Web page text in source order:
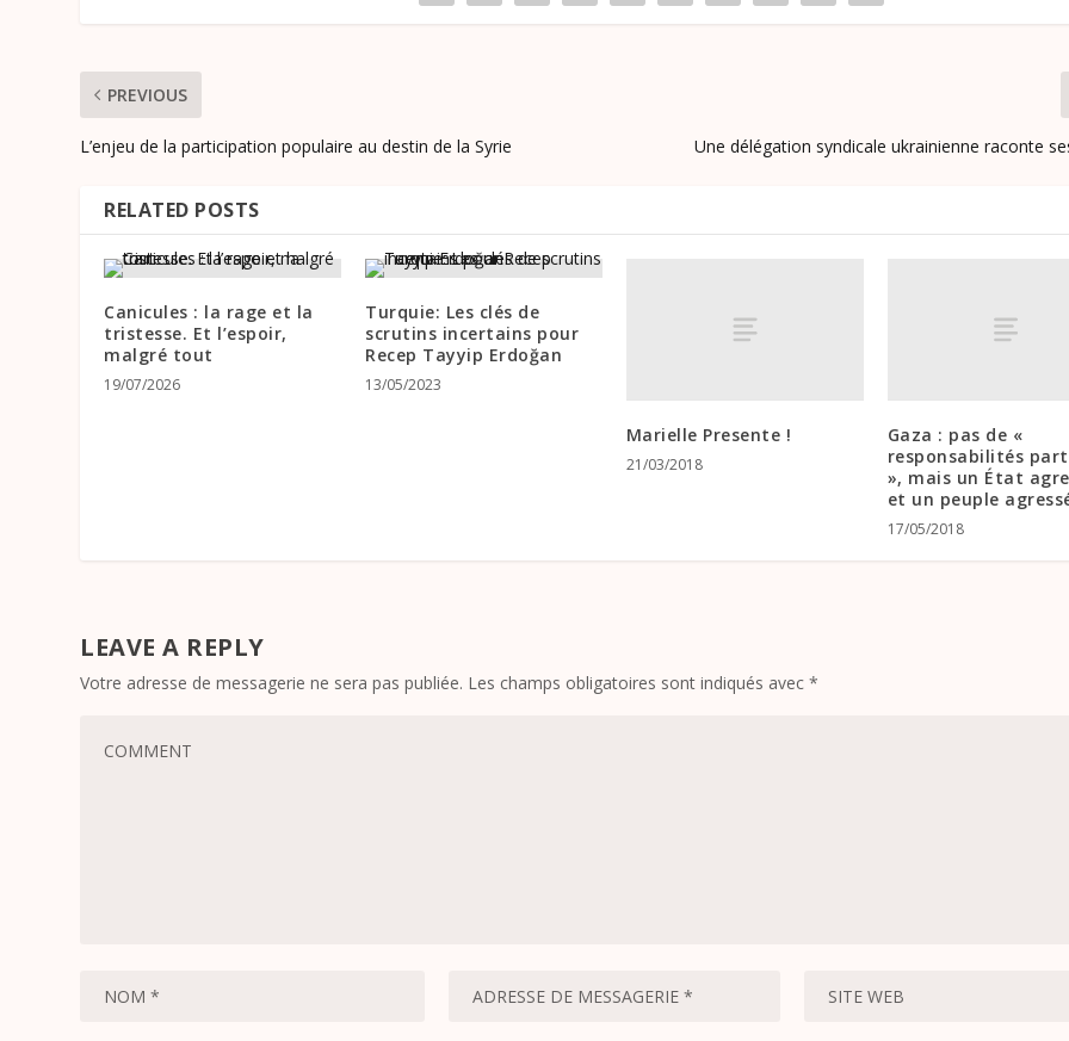
PREVIOUS
L’enjeu de la participation populaire au destin de la Syrie Une délégation syndicale ukrainienne raconte
RELATED POSTS
Canicules : la rage et la
tristesse. Et l’espoir,
malgré tout
19/07/2026
Turquie: Les clés de
scrutins incertains pour
Recep Tayyip Erdoğan
13/05/2023
Marielle Presente !
21/03/2018
Gaza : pas de «
responsabilités
», mais un État
et un peuple
17/05/2018
LEAVE A REPLY
Votre adresse de messagerie ne sera pas publiée. Les champs obligatoires sont indiqués avec*